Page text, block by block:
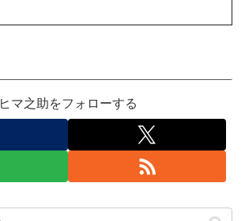
ヒマ之助をフォローする